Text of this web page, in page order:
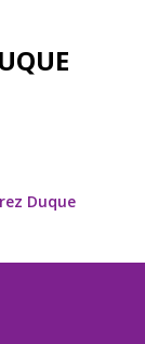
Duque